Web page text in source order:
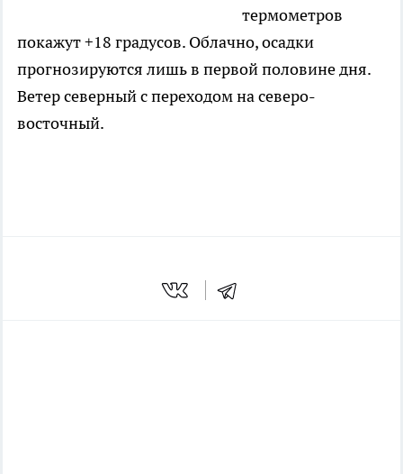
термометров
покажут +18 градусов. Облачно, осадки
прогнозируются лишь в первой половине дня.
Ветер северный с переходом на северо-
восточный.